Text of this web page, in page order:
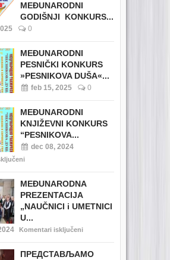
MEĐUNARODNI
GODIŠNJI KONKURS...
0
MEĐUNARODNI
PESNIČKI KONKURS
»PESNIKOVA DUŠA«...
feb 15, 2025 0
MEĐUNARODNI
KNJIŽEVNI KONKURS
“PESNIKOVA...
dec 08, 2024
MEĐUNARODNA
PREZENTACIJA
„NAUČNICI i UMETNICI
U...
Komentari isključeni
ПРЕДСТАВЉАМО